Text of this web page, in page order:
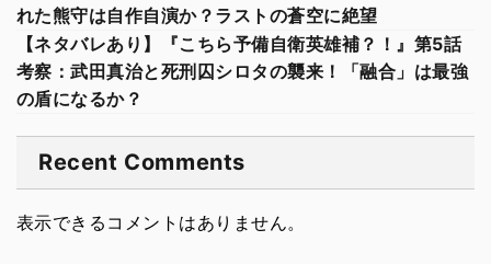
れた熊守は自作自演か？ラストの蒼空に絶望
【ネタバレあり】『こちら予備自衛英雄補？！』第5話
考察：武田真治と死刑囚シロタの襲来！「融合」は最強
の盾になるか？
Recent Comments
表示できるコメントはありません。